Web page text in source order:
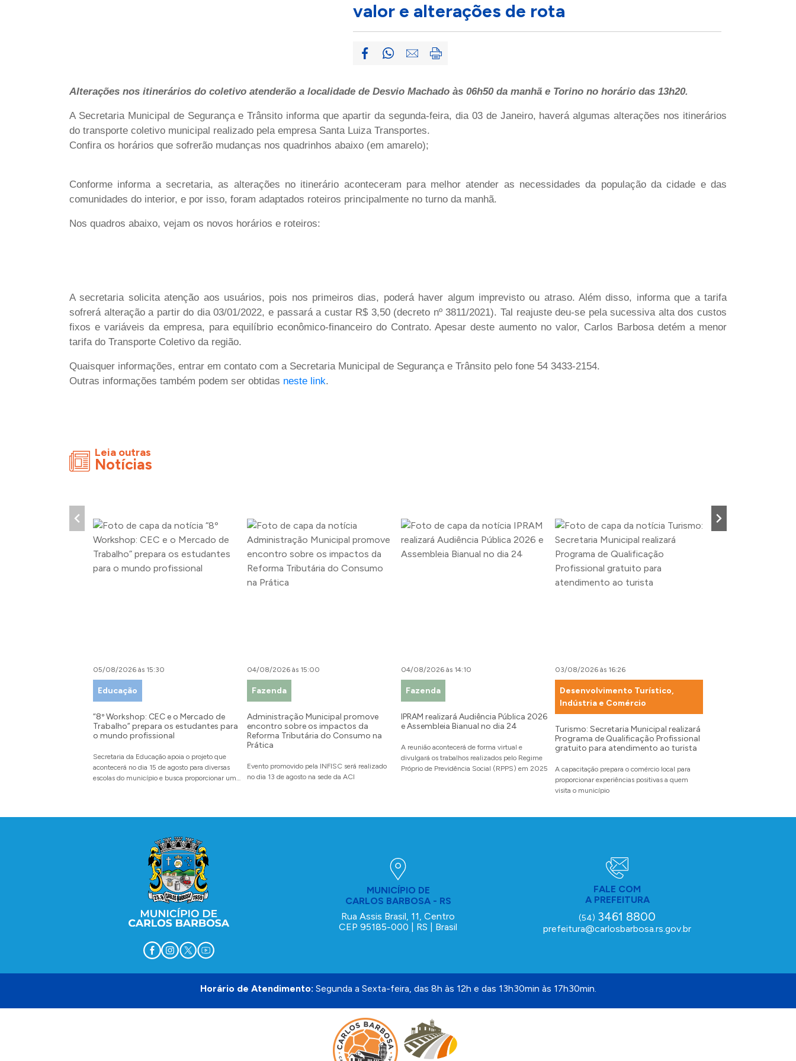
valor e alterações de rota
Alterações nos itinerários do coletivo atenderão a localidade de Desvio Machado às 06h50 da manhã e Torino no horário das 13h20.
A Secretaria Municipal de Segurança e Trânsito informa que apartir da segunda-feira, dia 03 de Janeiro, haverá algumas alterações nos itinerários
do transporte coletivo municipal realizado pela empresa Santa Luiza Transportes.
Confira os horários que sofrerão mudanças nos quadrinhos abaixo (em amarelo);
Conforme informa a secretaria, as alterações no itinerário aconteceram para melhor atender as necessidades da população da cidade e das
comunidades do interior, e por isso, foram adaptados roteiros principalmente no turno da manhã.
Nos quadros abaixo, vejam os novos horários e roteiros:
A secretaria solicita atenção aos usuários, pois nos primeiros dias, poderá haver algum imprevisto ou atraso. Além disso, informa que a tarifa
sofrerá alteração a partir do dia 03/01/2022, e passará a custar R$ 3,50 (decreto nº 3811/2021). Tal reajuste deu-se pela sucessiva alta dos custos
fixos e variáveis da empresa, para equilíbrio econômico-financeiro do Contrato. Apesar deste aumento no valor, Carlos Barbosa detém a menor
tarifa do Transporte Coletivo da região.
Quaisquer informações, entrar em contato com a Secretaria Municipal de Segurança e Trânsito pelo fone 54 3433-2154.
Outras informações também podem ser obtidas neste link.
Leia outras
Notícias
05/08/2026 às 15:30
Educação
“8º Workshop: CEC e o Mercado de
Trabalho” prepara os estudantes para
o mundo profissional
Secretaria da Educação apoia o projeto que
acontecerá no dia 15 de agosto para diversas
escolas do município e busca proporcionar um
04/08/2026 às 15:00
Fazenda
Administração Municipal promove
encontro sobre os impactos da
Reforma Tributária do Consumo na
Prática
Evento promovido pela INFISC será realizado
no dia 13 de agosto na sede da ACI
04/08/2026 às 14:10
Fazenda
IPRAM realizará Audiência Pública 2026
e Assembleia Bianual no dia 24
A reunião acontecerá de forma virtual e
divulgará os trabalhos realizados pelo Regime
Próprio de Previdência Social (RPPS) em 2025
03/08/2026 às 16:26
Desenvolvimento Turístico,
Indústria e Comércio
Turismo: Secretaria Municipal realizará
Programa de Qualificação Profissional
gratuito para atendimento ao turista
A capacitação prepara o comércio local para
proporcionar experiências positivas a quem
visita o município
MUNICÍPIO DE
CARLOS BARBOSA - RS
Rua Assis Brasil, 11, Centro
CEP 95185-000 | RS | Brasil
FALE COM
A PREFEITURA
(54) 3461 8800
prefeitura@carlosbarbosa.rs.gov.br
Horário de Atendimento: Segunda a Sexta-feira, das 8h às 12h e das 13h30min às 17h30min.